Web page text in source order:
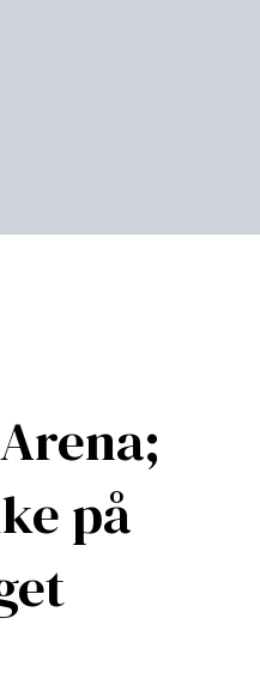
på